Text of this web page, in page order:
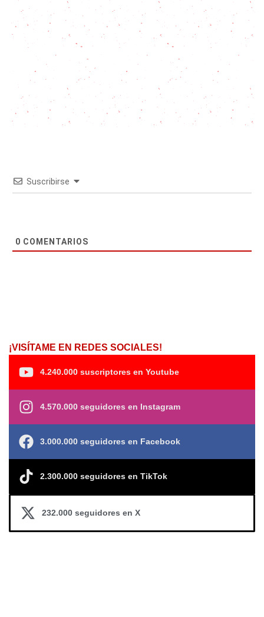
Suscribirse
0 COMENTARIOS
¡VISÍTAME EN REDES SOCIALES!
4.240.000 suscriptores en Youtube
4.570.000 seguidores en Instagram
3.000.000 seguidores en Facebook
2.300.000 seguidores en TikTok
232.000 seguidores en X